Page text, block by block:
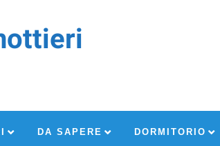
DA SAPERE DORMITORIO